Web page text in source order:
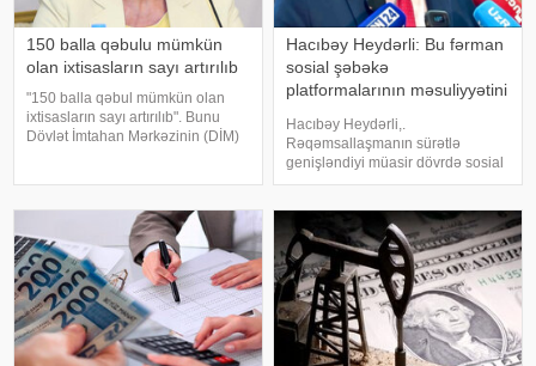
150 balla qəbulu mümkün
olan ixtisasların sayı artırılıb
"150 balla qəbul mümkün olan
ixtisasların sayı artırılıb". Bunu
Dövlət İmtahan Mərkəzinin (DİM)
qaydalara əsasən, bu bal tələb
Hacıbəy Heydərli: Bu fərman
sosial şəbəkə
platformalarının məsuliyyətini
Hacıbəy Heydərli,.
Rəqəmsallaşmanın sürətlə
genişləndiyi müasir dövrdə sosial
şəbəkələr cəmiyyətin gündəlik
çevrilib. Uşaqlar və yeniyetmələr
də bu platformalardan geniş
istifadə edirlər. İnterne